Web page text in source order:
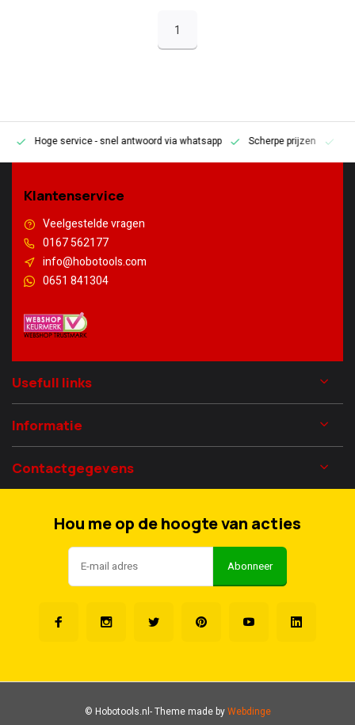
1
Hoge service- snel antwoord via whatsapp Scherpe prijzen
Klantenservice
Veelgestelde vragen
0167 562177
info@hobotools.com
0651 841304
Usefull links
Informatie
Contactgegevens
Hou me op de hoogte van acties
Abonneer
© Hobotools.nl- Theme made byWebdinge